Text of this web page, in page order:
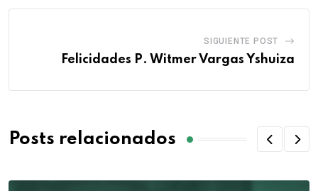
SIGUIENTE POST
Felicidades P. Witmer Vargas Yshuiza
Posts relacionados